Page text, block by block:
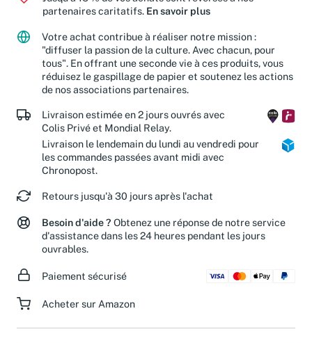
Jusqu'à 15 % de vos achats sont reversés à nos
partenaires caritatifs.
En savoir plus
Votre achat contribue à réaliser notre mission :
"diffuser la passion de la culture. Avec chacun, pour
tous". En offrant une seconde vie à ces produits, vous
réduisez le gaspillage de papier et soutenez les actions
de nos associations partenaires.
Livraison estimée en 2 jours ouvrés avec
Colis Privé et Mondial Relay.
Livraison le lendemain du lundi au vendredi pour
les commandes passées avant midi avec
Retours jusqu'à 30 jours après l'achat
Besoin d'aide ?Obtenez une réponse de notre service
d'assistance dans les 24 heures pendant les jours